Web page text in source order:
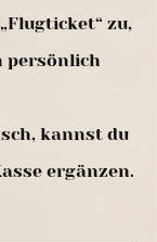
zu,
persönlich
kannst du
ergänzen.